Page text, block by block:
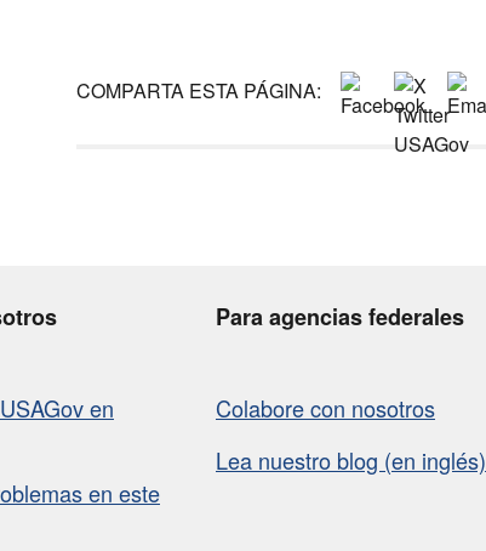
COMPARTA ESTA PÁGINA:
en
en este
Para agencias federales
Colabore con nosotros
Lea nuestro blog (en inglés)